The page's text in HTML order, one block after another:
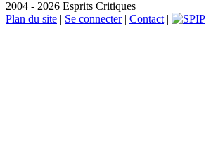
2004 - 2026 Esprits Critiques
Plan du site | Se connecter| Contact|